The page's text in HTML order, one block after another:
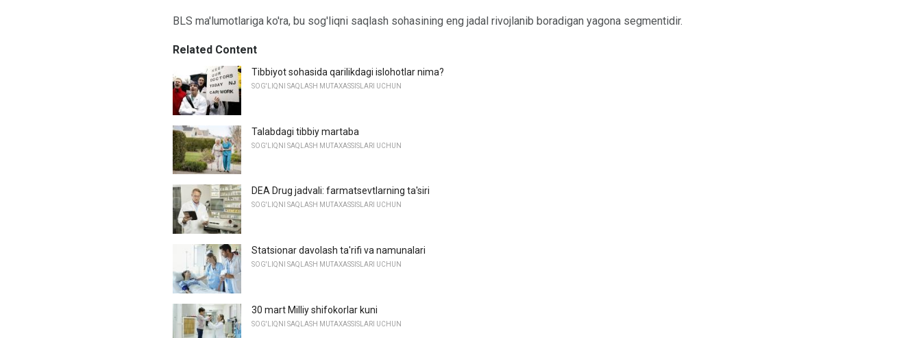
BLS ma'lumotlariga ko'ra, bu sog'liqni saqlash sohasining eng jadal rivojlanib boradigan yagona segmentidir.
Related Content
Tibbiyot sohasida qarilikdagi islohotlar nima?
SOG'LIQNI SAQLASH MUTAXASSISLARI UCHUN
Talabdagi tibbiy martaba
SOG'LIQNI SAQLASH MUTAXASSISLARI UCHUN
DEA Drug jadvali: farmatsevtlarning ta'siri
SOG'LIQNI SAQLASH MUTAXASSISLARI UCHUN
Statsionar davolash ta'rifi va namunalari
SOG'LIQNI SAQLASH MUTAXASSISLARI UCHUN
30 mart Milliy shifokorlar kuni
SOG'LIQNI SAQLASH MUTAXASSISLARI UCHUN